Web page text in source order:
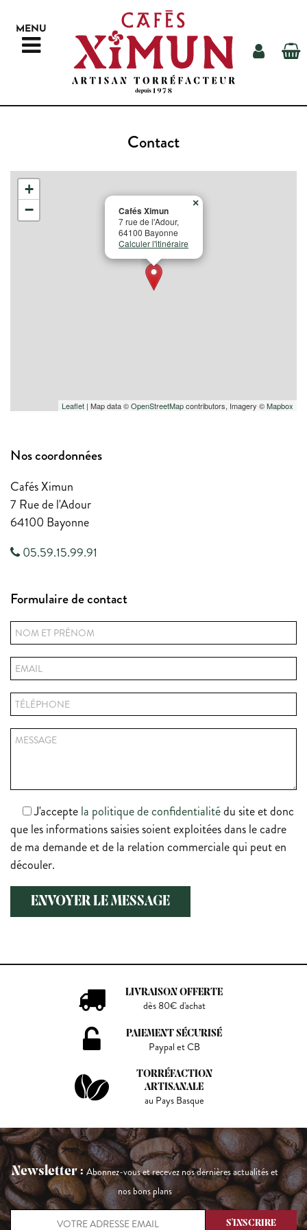
MENU
NOTRE MATÉRIEL
NOS REVENDEURS
CONTACT
RECHERCHE
ESPACE PROS
Contact
Cafés Ximun
7 rue de l'Adour,
64100 Bayonne
Calculer l'itinéraire
×
+
−
Leaflet | Map data ©OpenStreetMapcontributors, Imagery ©Mapbox
Nos coordonnées
Cafés Ximun
7 Rue de l'Adour
64100 Bayonne
05.59.15.99.91
Formulaire de contact
J'acceptela politique de confidentialitédu site et donc
que les informations saisies soient exploitées dans le cadre
de ma demande et de la relation commerciale qui peut en
découler.
LIVRAISON OFFERTE
dès 80€ d'achat
PAIEMENT SÉCURISÉ
Paypal et CB
TORRÉFACTION
ARTISANALE
au Pays Basque
Newsletter :Abonnez-vous et recevez nos dernières actualités et
nos bons plans